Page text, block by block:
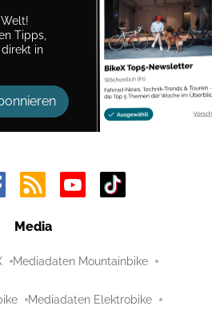
Tipps,
in
Media
Mediadaten Mountainbike
Mediadaten Elektrobike